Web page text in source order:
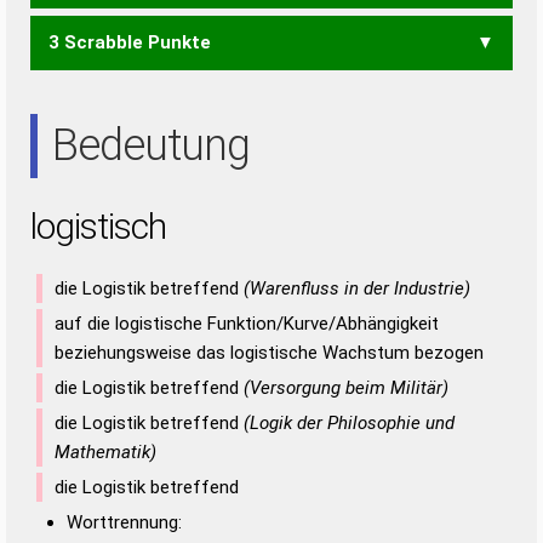
OSSI OSTS SHIT STIL STOI
HIS HIT OST TOS TSG
3 Scrabble Punkte
Bedeutung
logistisch
die Logistik betreffend (Warenfluss in der Industrie)
auf die logistische Funktion/Kurve/Abhängigkeit
beziehungsweise das logistische Wachstum bezogen
die Logistik betreffend (Versorgung beim Militär)
die Logistik betreffend (Logik der Philosophie und
Mathematik)
die Logistik betreffend
Worttrennung: